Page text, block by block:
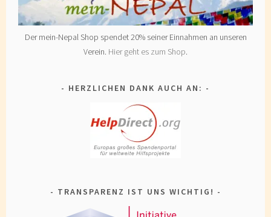
Der mein-Nepal Shop spendet 20% seiner Einnahmen an unseren
Verein. Hier geht es zum Shop.
HERZLICHEN DANK AUCH AN:
TRANSPARENZ IST UNS WICHTIG!